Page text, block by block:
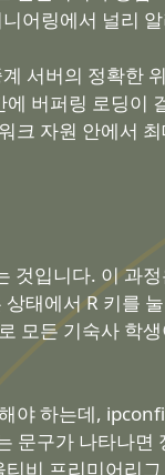
어링에서 널리
서버의 정확한
버퍼링 로딩이
크 자원 안에서
것입니다. 이 과
태에서 R 키를 눌
모든 기숙사 학
야 하는데,
문구가 나타나
비 프리미어리